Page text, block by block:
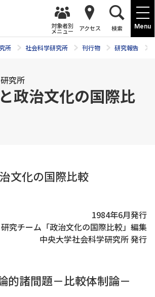
Menu
対象者別
メニュー アクセス 検索
所 社会科学研究所 刊行物 研究報告
究所
政治文化の国際比
文化の国際比較
1984年6月発行
研究チーム「政治文化の国際比較」編集
中央大学社会科学研究所 発行
諸間題－比較体制論－